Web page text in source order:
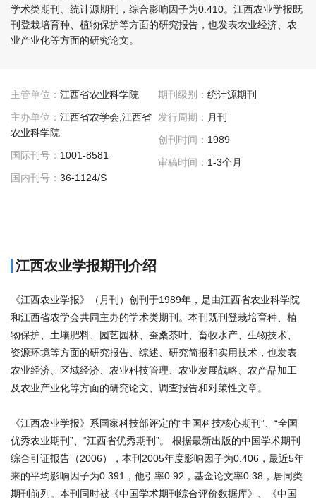
学术类期刊、统计源期刊，综合影响因子为0.410。江西农业学报既
刊登栽培育种、植物保护等方面的研究报告，也发表农业经济、农
业产业化等方面的研究论文。
主管单位： 江西省农业科学院
主办单位： 江西省农学会;江西省
农业科学院
国际刊号： 1001-8581
国内刊号： 36-1124/S
期刊级别： 统计源期刊
发行周期： 月刊
创刊时间： 1989
审稿时间： 1-3个月
江西农业学报期刊介绍
《江西农业学报》（月刊）创刊于1989年，是由江西省农业科学院
和江西省农学会共同主办的学术类期刊。本刊既刊登栽培育种、植
物保护、土壤肥料、园艺园林、蚕桑茶叶、畜牧水产、生物技术、
资源环境等方面的研究报告、综述、研究简报和实用技术，也发表
农业经济、区域经济、农业科技管理、农业发展战略、农产品加工
及农业产业化等方面的研究论文、调查报告和对策性文章。
《江西农业学报》系国家科技部评定的“中国科技核心期刊”、“全国
优秀农业期刊”、“江西省优秀期刊”。 根据最新出版的中国学术期刊
综合引证报告（2006），本刊2005年度影响因子为0.406，最近5年
来的平均影响因子为0.391，他引率0.92，基金论文率0.38，居同类
期刊前列。本刊同时被《中国学术期刊综合评价数据库》、《中国